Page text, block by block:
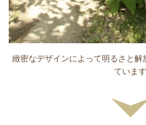
緻密なデザインによって明るさと解
ています